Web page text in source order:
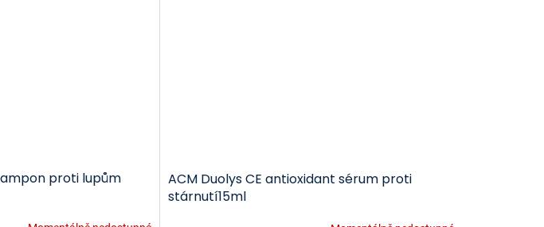
proti lupům
ACM Duolys CE antioxidant sérum proti
stárnutí15ml